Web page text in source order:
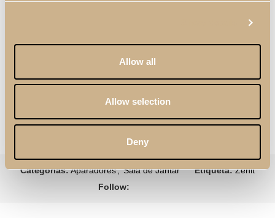
Allow all
Allow selection
Deny
PERSONALIZAÇÃO
Categorias:Aparadores, Sala de Jantar Etiqueta: Zenit
Follow: